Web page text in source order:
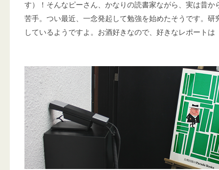
す）！そんなピーさん、かなりの読書家ながら、実は昔か
苦手。つい最近、一念発起して勉強を始めたそうです。研
しているようですよ。お酒好きなので、好きなレポートは